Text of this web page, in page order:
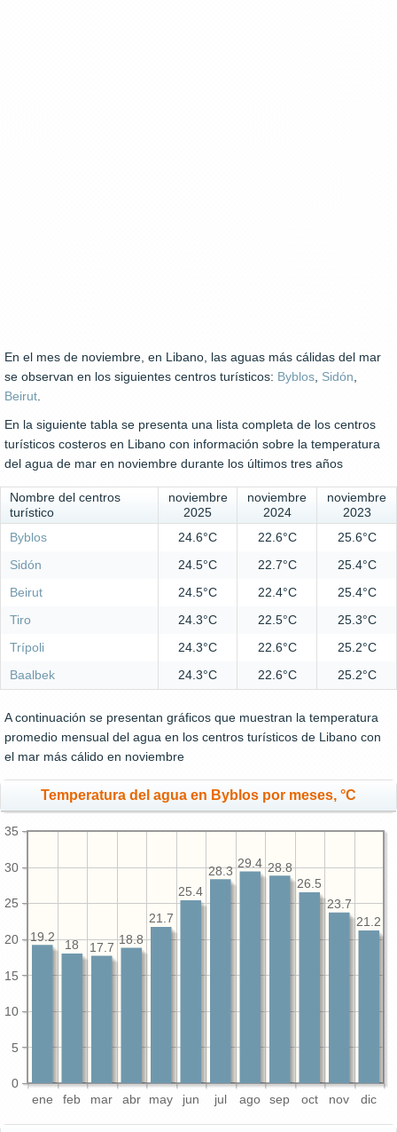
En el mes de noviembre, en Libano, las aguas más cálidas del mar
se observan en los siguientes centros turísticos: Byblos, Sidón,
Beirut.
En la siguiente tabla se presenta una lista completa de los centros
turísticos costeros en Libano con información sobre la temperatura
del agua de mar en noviembre durante los últimos tres años
Nombre del centros
turístico
noviembre
2025
noviembre
2024
noviembre
2023
Byblos
24.6°C 22.6°C
25.6°C
Sidón
24.5°C 22.7°C
25.4°C
Beirut
24.5°C 22.4°C
25.4°C
Tiro
24.3°C 22.5°C
25.3°C
Trípoli
24.3°C 22.6°C
25.2°C
Baalbek
24.3°C 22.6°C 25.2°C
A continuación se presentan gráficos que muestran la temperatura
promedio mensual del agua en los centros turísticos de Libano con
el mar más cálido en noviembre
Temperatura del agua en Byblos por meses, °C
ene feb mar abr may jun jul ago sep oct nov dic
0
5
10
15
20
25
30
35
21.2
23.7
26.5
28.8
29.4
28.3
25.4
21.7
18.8
17.7
18
19.2